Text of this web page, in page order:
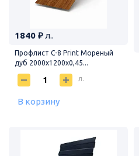
1840 ₽ л..
Профлист С-8 Print Мореный
дуб 2000х1200х0,45...
л.
В корзину